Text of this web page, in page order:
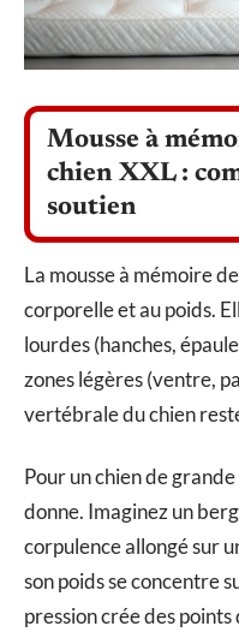
Mousse à
chien XXL :
soutien
La mousse à mémoire
corporelle et au poids.
lourdes (hanches,
zones légères (ventre,
vertébrale du chien
Pour un chien de
donne. Imaginez un
corpulence allongé sur
son poids se concentre
pression crée des